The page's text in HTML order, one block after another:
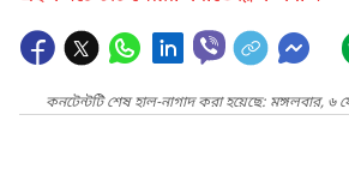
কনটেন্টটি শেষ হাল-নাগাদ করা হয়েছে: মঙ্গলবার,